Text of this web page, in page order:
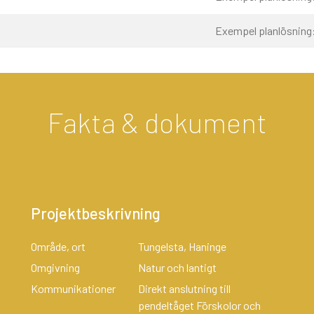
Exempel
Fakta & dokument
Projektbeskrivning
Område, ort
Tungelsta, Haninge
Omgivning
Natur och lantigt
Kommunikationer
Direkt anslutning till
pendeltåget Förskolor och